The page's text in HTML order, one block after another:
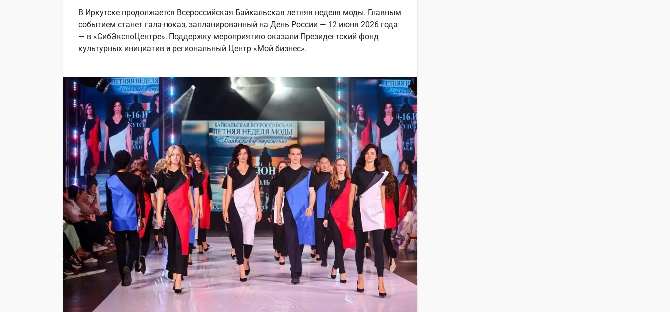
В Иркутске продолжается Всероссийская Байкальская летняя неделя моды. Главным
событием станет гала-показ, запланированный на День России — 12 июня 2026 года
— в «СибЭкспоЦентре». Поддержку мероприятию оказали Президентский фонд
культурных инициатив и региональный Центр «Мой бизнес».